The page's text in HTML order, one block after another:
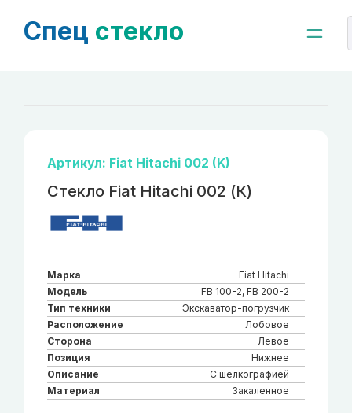
Спец стекло
Артикул: Fiat Hitachi 002 (K)
Стекло Fiat Hitachi 002 (К)
Марка
Fiat Hitachi
Модель
FB 100-2, FB 200-2
Тип техники
Экскаватор-погрузчик
Расположение
Лобовое
Сторона
Левое
Позиция
Нижнее
Описание
С шелкографией
Материал
Закаленное